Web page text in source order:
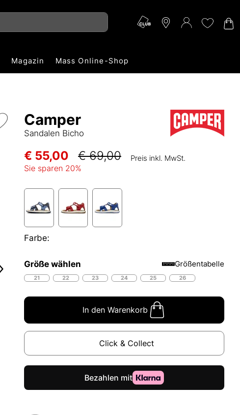
Magazin Mass Online-Shop
Camper
Sandalen Bicho
€ 55,00 € 69,00 Preis inkl. MwSt.
Sie sparen 20%
Farbe:
Größe wählen Größentabelle
21 22 23 24 25 26
In den Warenkorb
Click & Collect